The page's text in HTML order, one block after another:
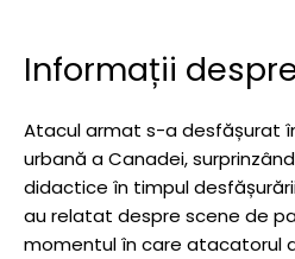
Informații
Atacul armat s-a desfășurat
urbană a Canadei,
didactice în timpul
au relatat despre scene de
momentul în care atacatorul